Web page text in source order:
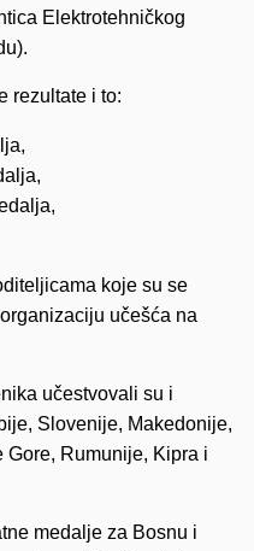
Elektrotehničkog
rezultate i to:
koje su se
učešća na
učestvovali su i
Slovenije, Makedonije,
Gore, Rumunije, Kipra i
medalje za Bosnu i